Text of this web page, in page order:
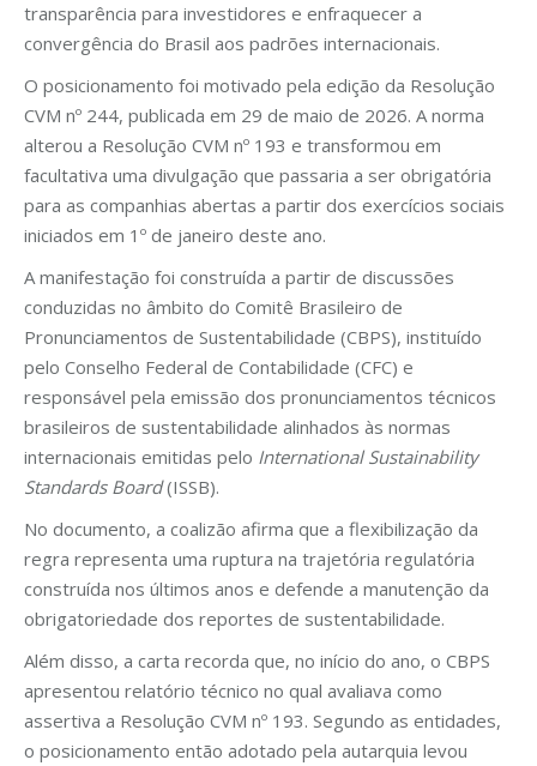
transparência para investidores e enfraquecer a
convergência do Brasil aos padrões internacionais.
O posicionamento foi motivado pela edição da Resolução
CVM nº 244, publicada em 29 de maio de 2026. A norma
alterou a Resolução CVM nº 193 e transformou em
facultativa uma divulgação que passaria a ser obrigatória
para as companhias abertas a partir dos exercícios sociais
iniciados em 1º de janeiro deste ano.
A manifestação foi construída a partir de discussões
conduzidas no âmbito do Comitê Brasileiro de
Pronunciamentos de Sustentabilidade (CBPS), instituído
pelo Conselho Federal de Contabilidade (CFC) e
responsável pela emissão dos pronunciamentos técnicos
brasileiros de sustentabilidade alinhados às normas
internacionais emitidas pelo International Sustainability
Standards Board (ISSB).
No documento, a coalizão afirma que a flexibilização da
regra representa uma ruptura na trajetória regulatória
construída nos últimos anos e defende a manutenção da
obrigatoriedade dos reportes de sustentabilidade.
Além disso, a carta recorda que, no início do ano, o CBPS
apresentou relatório técnico no qual avaliava como
assertiva a Resolução CVM nº 193. Segundo as entidades,
o posicionamento então adotado pela autarquia levou